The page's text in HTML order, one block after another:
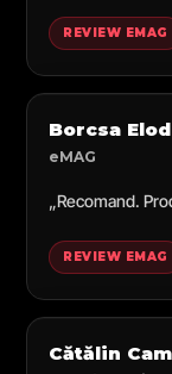
REVIEW EMAG
Borcsa Elod
eMAG
„Recomand.
REVIEW EMAG
Cătălin